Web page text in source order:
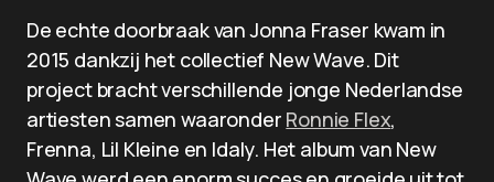
De echte doorbraak van Jonna Fraser kwam in
2015 dankzij het collectief New Wave. Dit
project bracht verschillende jonge Nederlandse
artiesten samen waaronder Ronnie Flex,
Frenna, Lil Kleine en Idaly. Het album van New